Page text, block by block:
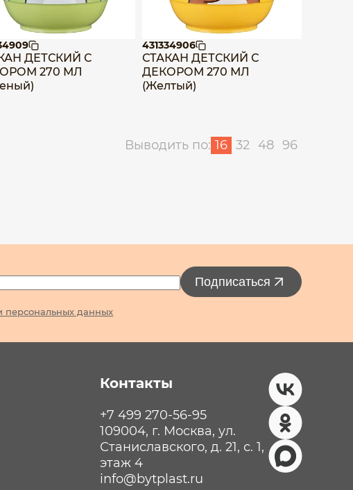
ДЕТСКИЙ С
270 МЛ
431334906
СТАКАН ДЕТСКИЙ С
ДЕКОРОМ 270 МЛ
(Желтый)
Выводить по: 16 32 48 96
Подписаться
персональных данных
Контакты
+7 499 270-56-95
109004, г. Москва, ул.
Станиславского, д. 21, с. 1,
этаж 4
info@bytplast.ru